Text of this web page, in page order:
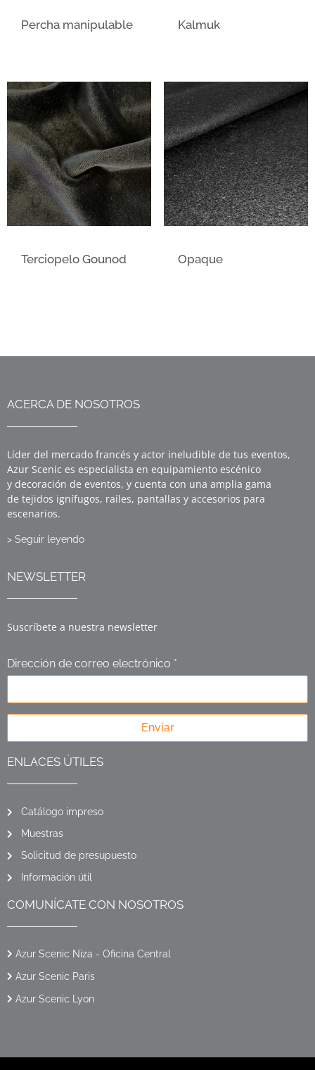
Percha manipulable Kalmuk
Terciopelo Gounod Opaque
ACERCA DE NOSOTROS
Líder del mercado francés y actor ineludible de tus eventos,
Azur Scenic es especialista en equipamiento escénico
y decoración de eventos, y cuenta con una amplia gama
de tejidos ignífugos, raíles, pantallas y accesorios para
escenarios.
> Seguir leyendo
NEWSLETTER
Suscríbete a nuestra newsletter
Dirección de correo electrónico *
Enviar
ENLACES ÚTILES
Catálogo impreso
Muestras
Solicitud de presupuesto
Información útil
COMUNÍCATE CON NOSOTROS
Azur Scenic Niza - Oficina Central
Azur Scenic Paris
Azur Scenic Lyon